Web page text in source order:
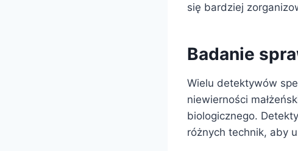
się bardziej
Badanie
Wielu detektywów
niewierności
biologicznego.
różnych technik, aby